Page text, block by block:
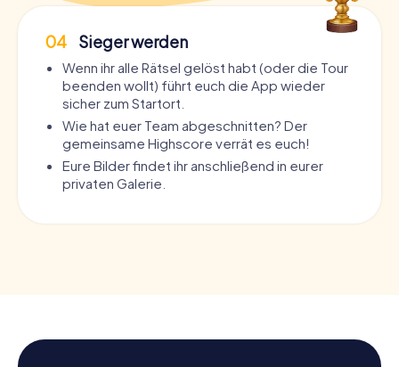
04 Sieger werden
Wenn ihr alle Rätsel gelöst habt (oder die Tour
beenden wollt) führt euch die App wieder
sicher zum Startort.
Wie hat euer Team abgeschnitten? Der
gemeinsame Highscore verrät es euch!
Eure Bilder findet ihr anschließend in eurer
privaten Galerie.